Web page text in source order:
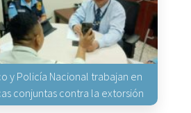
y Policía Nacional trabajan en
conjuntas contra la extorsión